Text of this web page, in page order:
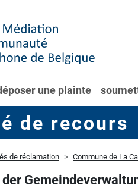
une plainte
de recours
de réclamation Commune de La